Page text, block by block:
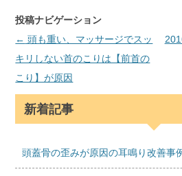
投稿ナビゲーション
← 頭も重い、マッサージでスッ
キリしない首のこりは【前首の
こり】が原因
新着記事
頭蓋骨の歪みが原因の耳鳴り改善事